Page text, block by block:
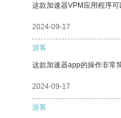
这款加速器VPM应用程序可
2024-09-17
游客
这款加速器app的操作非常
2024-09-17
游客